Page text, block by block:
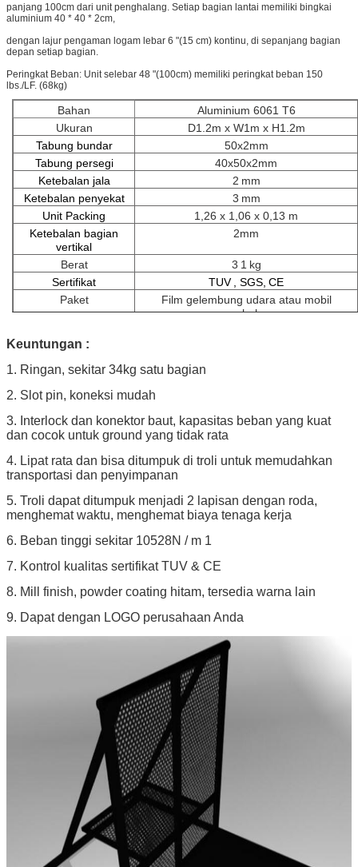
panjang 100cm dari unit penghalang. Setiap bagian lantai memiliki bingkai
aluminium 40 * 40 * 2cm,
dengan lajur pengaman logam lebar 6 "(15 cm) kontinu, di sepanjang bagian
depan setiap bagian.
Peringkat Beban: Unit selebar 48 "(100cm) memiliki peringkat beban 150
lbs./LF. (68kg)
Bahan
Aluminium 6061 T6
Ukuran
D1.2m x W1m x H1.2m
Tabung bundar
50x2mm
Tabung persegi
40x50x2mm
Ketebalan jala
2 mm
Ketebalan penyekat
3 mm
Unit Packing
1,26 x 1,06 x 0,13 m
Ketebalan bagian
vertikal
2mm
Berat 3 1 kg
Sertifikat
TUV , SGS, CE
Paket
Film gelembung udara atau mobil
penghalang
Keuntungan :
1. Ringan, sekitar 34kg satu bagian
2. Slot pin, koneksi mudah
3. Interlock dan konektor baut, kapasitas beban yang kuat
dan cocok untuk ground yang tidak rata
4. Lipat rata dan bisa ditumpuk di troli untuk memudahkan
transportasi dan penyimpanan
5. Troli dapat ditumpuk menjadi 2 lapisan dengan roda,
menghemat waktu, menghemat biaya tenaga kerja
6. Beban tinggi sekitar 10528N / m 1
7. Kontrol kualitas sertifikat TUV & CE
8. Mill finish, powder coating hitam, tersedia warna lain
9. Dapat dengan LOGO perusahaan Anda